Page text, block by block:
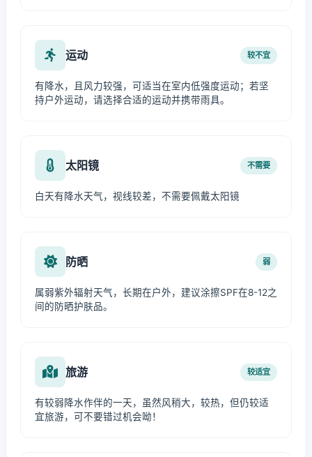
运动 较不宜
有降水，且风力较强，可适当在室内低强度运动；若坚
持户外运动，请选择合适的运动并携带雨具。
太阳镜 不需要
白天有降水天气，视线较差，不需要佩戴太阳镜
防晒 弱
属弱紫外辐射天气，长期在户外，建议涂擦SPF在8-12之
间的防晒护肤品。
旅游 较适宜
有较弱降水作伴的一天，虽然风稍大，较热，但仍较适
宜旅游，可不要错过机会呦！